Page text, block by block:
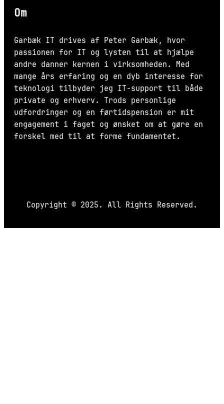
Om
Garbæk IT drives af Peter Garbæk, hvor
passionen for IT og lysten til at hjælpe
andre danner kernen i virksomheden. Med
mange års erfaring og en dyb interesse for
teknologi tilbyder jeg IT-support til både
private og erhverv. Trods personlige
udfordringer og en førtidspension er mit
engagement i faget og ønsket om at gøre en
forskel med til at forme fundamentet.
Copyright © 2025. All Rights Reserved.